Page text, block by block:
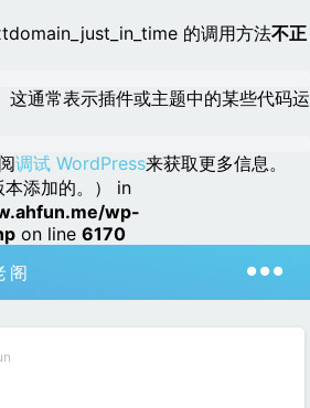
的调用方法不正
这通常表示插件或主题中的某些代码运
调试 WordPress来获取更多信息。
本添加的。） in
wp-
on line 6170
阁